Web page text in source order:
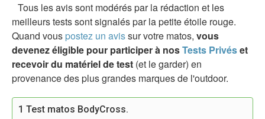
Tous les avis sont modérés par la rédaction et les
meilleurs tests sont signalés par la petite étoile rouge.
Quand vous postez un avissur votre matos, vous
devenez éligible pour participer à nosTests Privéset
recevoir du matériel de test (et le garder) en
provenance des plus grandes marques de l'outdoor.
1 Test matos BodyCross.